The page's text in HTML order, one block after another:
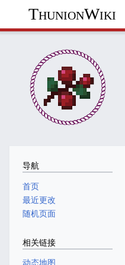
ThunionWiki
导航
首页
最近更改
随机页面
相关链接
动态地图